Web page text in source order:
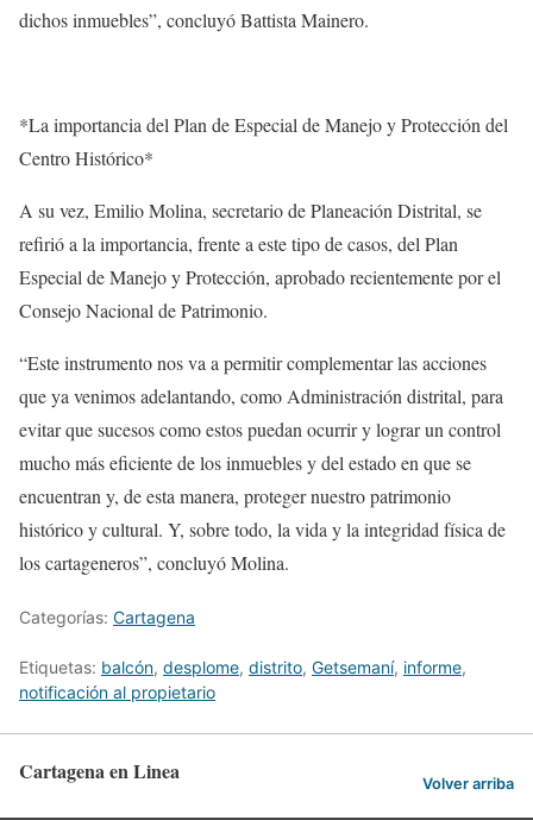
dichos inmuebles”, concluyó Battista Mainero.
*La importancia del Plan de Especial de Manejo y Protección del
Centro Histórico*
A su vez, Emilio Molina, secretario de Planeación Distrital, se
refirió a la importancia, frente a este tipo de casos, del Plan
Especial de Manejo y Protección, aprobado recientemente por el
Consejo Nacional de Patrimonio.
“Este instrumento nos va a permitir complementar las acciones
que ya venimos adelantando, como Administración distrital, para
evitar que sucesos como estos puedan ocurrir y lograr un control
mucho más eficiente de los inmuebles y del estado en que se
encuentran y, de esta manera, proteger nuestro patrimonio
histórico y cultural. Y, sobre todo, la vida y la integridad física de
los cartageneros”, concluyó Molina.
Categorías: Cartagena
Etiquetas: balcón, desplome, distrito, Getsemaní, informe,
notificación al propietario
Cartagena en Linea Volver arriba